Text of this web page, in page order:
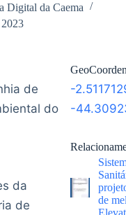
Digital da Caema
de
do
da
de
-
-
de